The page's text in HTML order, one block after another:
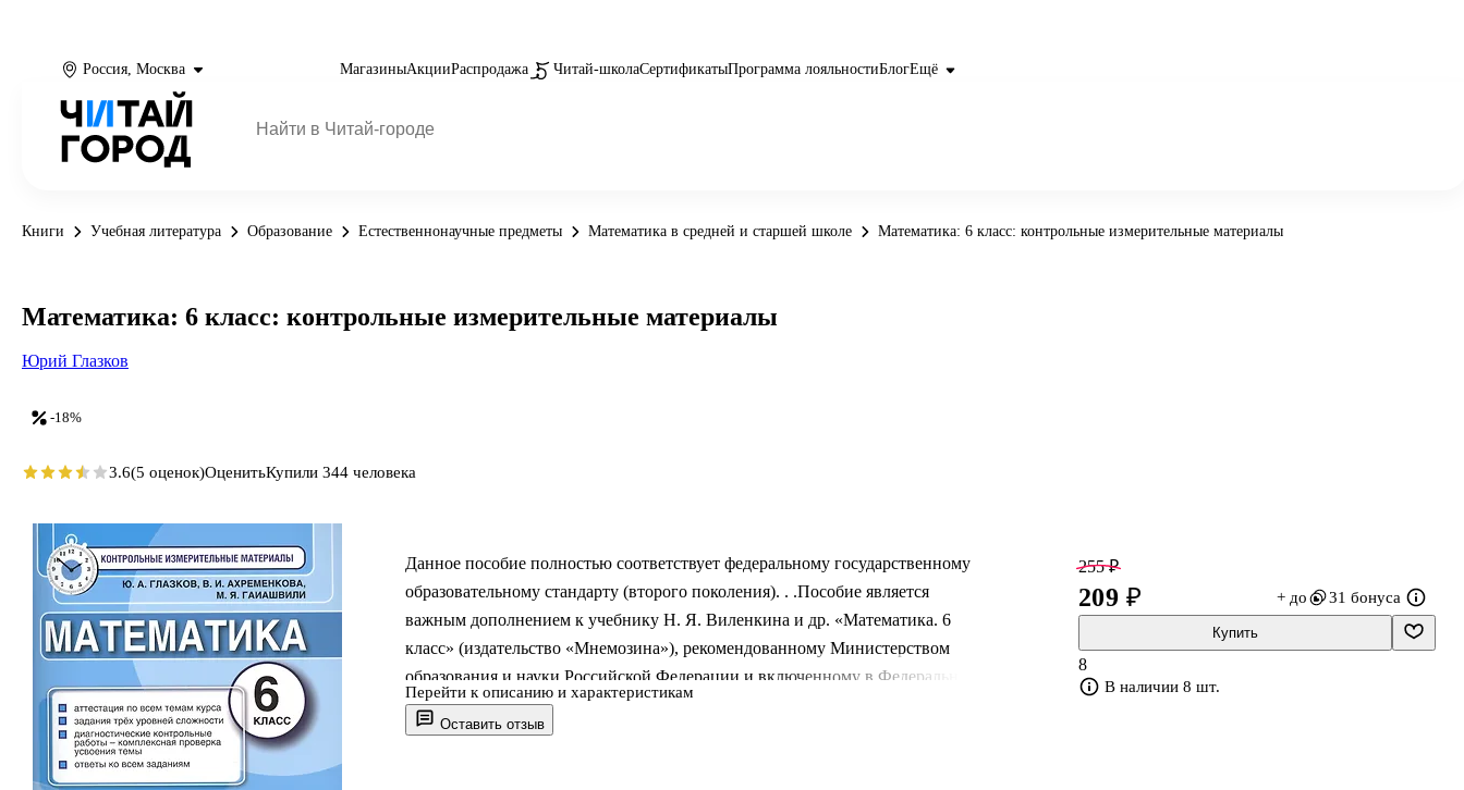
Россия, Москва МагазиныАкцииРаспродажа Читай-школаСертификатыПрограмма лояльностиБлогЕщё
Книги Учебная литература Образование Естественнонаучные предметы Математика в средней и старшей школе Математика: 6 класс: контрольные измерительные материалы
Оставить отзыв
Данное пособие полностью соответствует федеральному государственному
образовательному стандарту (второго поколения). . .Пособие является
важным дополнением к учебнику Н. Я. Виленкина и др. «Математика. 6
класс» (издательство «Мнемозина»), рекомендованному Министерством
образования и науки Российской Федерации и включенному в Федеральный
перечень учебников. . .Сборник содержит 30 тестов и 15 контрольных работ
для текущего и тематического контроля по курсу математики 6 класса. В
Перейти к описанию и характеристикам
-18%
Математика: 6 класс: контрольные измерительные материалы
Юрий Глазков
3.6(5 оценок)ОценитьКупили 344 человека
255 ₽
209 ₽ + до 31 бонуса
Купить
8
В наличии 8 шт.